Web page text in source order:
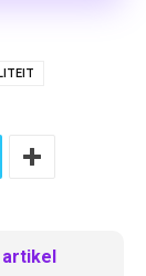
artikel